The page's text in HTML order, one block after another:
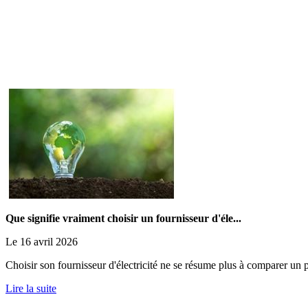
Que signifie vraiment choisir un fournisseur d'éle...
Le 16 avril 2026
Choisir son fournisseur d'électricité ne se résume plus à comparer
Lire la suite